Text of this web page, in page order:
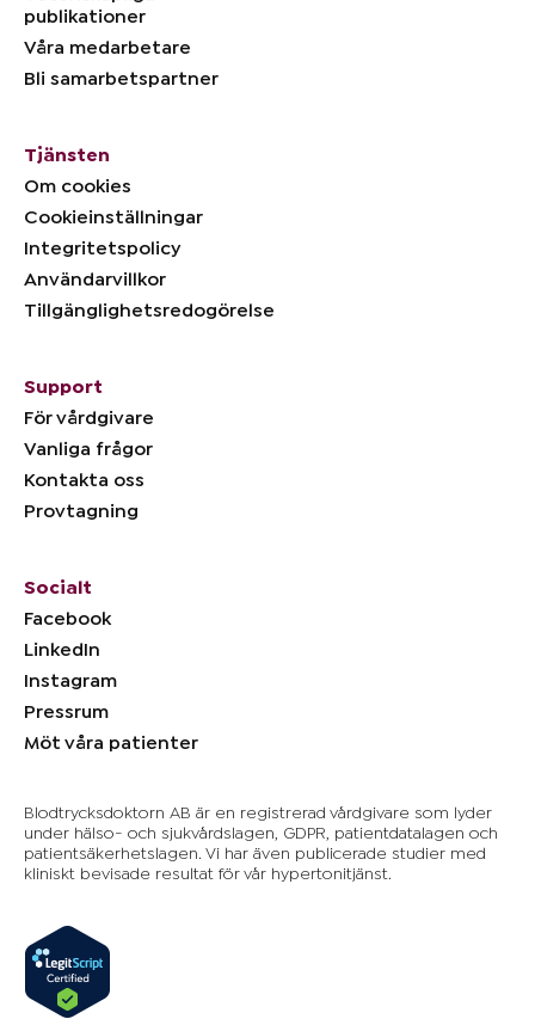
publikationer
Våra medarbetare
Bli samarbetspartner
Tjänsten
Om cookies
Cookieinställningar
Integritetspolicy
Användarvillkor
Tillgänglighetsredogörelse
Support
För vårdgivare
Vanliga frågor
Kontakta oss
Provtagning
Socialt
Facebook
LinkedIn
Instagram
Pressrum
Möt våra patienter
Blodtrycksdoktorn AB är en registrerad vårdgivare som lyder
under hälso- och sjukvårdslagen, GDPR, patientdatalagen och
patientsäkerhetslagen. Vi har även publicerade studier med
kliniskt bevisade resultat för vår hypertonitjänst.